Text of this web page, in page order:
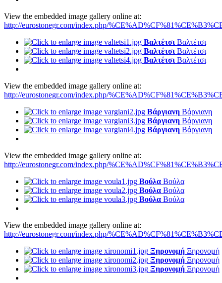
View the embedded image gallery online at:
http://eurostonegr.com/index.php/
Βαλτέτσι Βαλτέτσι
Βαλτέτσι Βαλτέτσι
Βαλτέτσι Βαλτέτσι
View the embedded image gallery online at:
http://eurostonegr.com/index.php/
Βάργιανη Βάργιανη
Βάργιανη Βάργιανη
Βάργιανη Βάργιανη
View the embedded image gallery online at:
http://eurostonegr.com/index.php/
Βούλα Βούλα
Βούλα Βούλα
Βούλα Βούλα
View the embedded image gallery online at:
http://eurostonegr.com/index.php/
Ξηρονομή Ξηρονομή
Ξηρονομή Ξηρονομή
Ξηρονομή Ξηρονομή